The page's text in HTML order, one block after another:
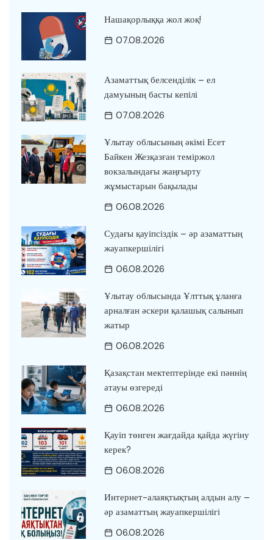
Нашақорлыққа жол жоқ!
07.08.2026
Азаматтық белсенділік – ел
дамуының басты кепілі
07.08.2026
Ұлытау облысының әкімі Есет
Байкен Жезқазған теміржол
вокзалындағы жаңғырту
жұмыстарын бақылады
06.08.2026
Судағы қауіпсіздік – әр азаматтың
жауапкершілігі
06.08.2026
Ұлытау облысында Ұлттық ұланға
арналған әскери қалашық салынып
жатыр
06.08.2026
Қазақстан мектептерінде екі пәннің
атауы өзгереді
06.08.2026
Қауіп төнген жағдайда қайда жүгіну
керек?
06.08.2026
Интернет-алаяқтықтың алдын алу –
әр азаматтың жауапкершілігі
06.08.2026